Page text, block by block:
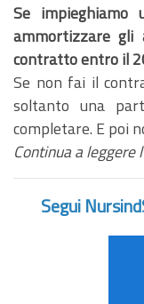
Se
ammortizzare gli
contratto entro il
Se non fai il
soltanto una
completare. E poi
Continua a
Segui